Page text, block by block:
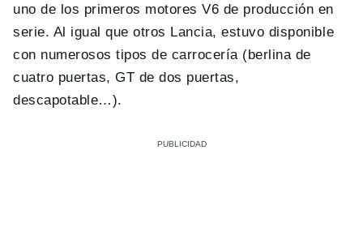
uno de los primeros motores V6 de producción en
serie. Al igual que otros Lancia, estuvo disponible
con numerosos tipos de carrocería (berlina de
cuatro puertas, GT de dos puertas,
descapotable…).